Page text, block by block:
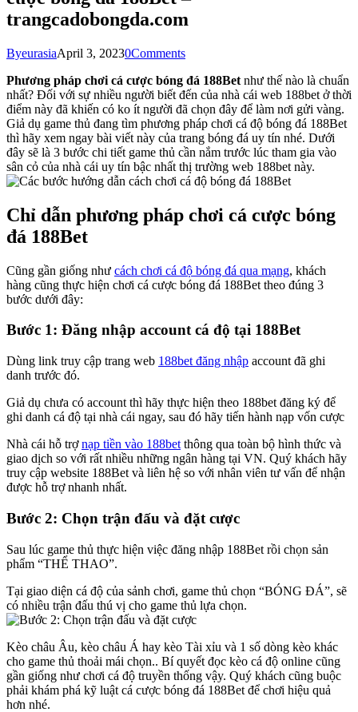
trangcadobongda.com
ByeurasiaApril 3, 20230Comments
Phương pháp chơi cá cược bóng đá 188Bet như thế nào là chuẩn
nhất? Đối với sự nhiều người biết đến của nhà cái web 188bet ở thời
điểm này đã khiến có ko ít người đã chọn đây để làm nơi gửi vàng.
Giả dụ game thủ đang tìm phương pháp chơi cá độ bóng đá 188Bet
thì hãy xem ngay bài viết này của trang bóng đá uy tín nhé. Dưới
đây sẽ là 3 bước chi tiết game thủ cần nắm trước lúc tham gia vào
sân cỏ của nhà cái uy tín bậc nhất thị trường web 188bet này.
Chỉ dẫn phương pháp chơi cá cược bóng
đá 188Bet
Cũng gần giống như cách chơi cá độ bóng đá qua mạng, khách
hàng cũng thực hiện chơi cá cược bóng đá 188Bet theo đúng 3
bước dưới đây:
Bước 1: Đăng nhập account cá độ tại 188Bet
Dùng link truy cập trang web 188bet đăng nhập account đã ghi
danh trước đó.
Giả dụ chưa có account thì hãy thực hiện theo 188bet đăng ký để
ghi danh cá độ tại nhà cái ngay, sau đó hãy tiến hành nạp vốn cược
Nhà cái hỗ trợnạp tiền vào 188bet thông qua toàn bộ hình thức và
giao dịch so với rất nhiều những ngân hàng tại VN. Quý khách hãy
truy cập website 188Bet và liên hệ so với nhân viên tư vấn để nhận
được hỗ trợ nhanh nhất.
Bước 2: Chọn trận đấu và đặt cược
Sau lúc game thủ thực hiện việc đăng nhập 188Bet rồi chọn sản
phẩm “THỂ THAO”.
Tại giao diện cá độ của sảnh chơi, game thủ chọn “BÓNG ĐÁ”, sẽ
có nhiều trận đấu thú vị cho game thủ lựa chọn.
Kèo châu Âu, kèo châu Á hay kèo Tài xỉu và 1 số dòng kèo khác
cho game thủ thoải mái chọn.. Bí quyết đọc kèo cá độ online cũng
gần giống như chơi cá độ truyền thống vậy. Quý khách cũng buộc
phải khám phá kỹ luật cá cược bóng đá 188Bet để chơi hiệu quả
hơn nhé.